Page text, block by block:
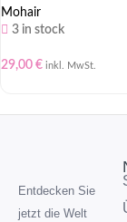
Mohair
3 in stock
29,00 € inkl. MwSt.
Entdecken Sie
jetzt die Welt